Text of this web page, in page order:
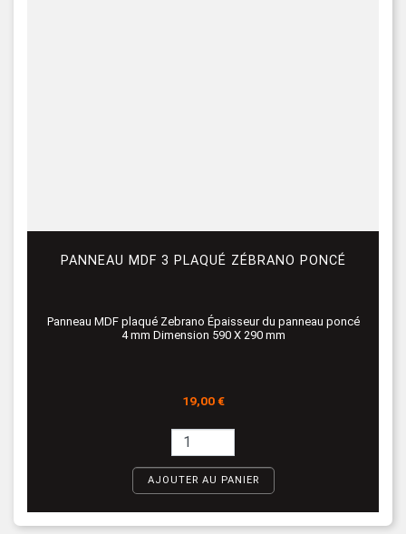
PANNEAU MDF 3 PLAQUÉ ZÉBRANO PONCÉ
Panneau MDF plaqué Zebrano Épaisseur du panneau poncé
4 mm Dimension 590 X 290 mm
Prix
19,00 €
AJOUTER AU PANIER